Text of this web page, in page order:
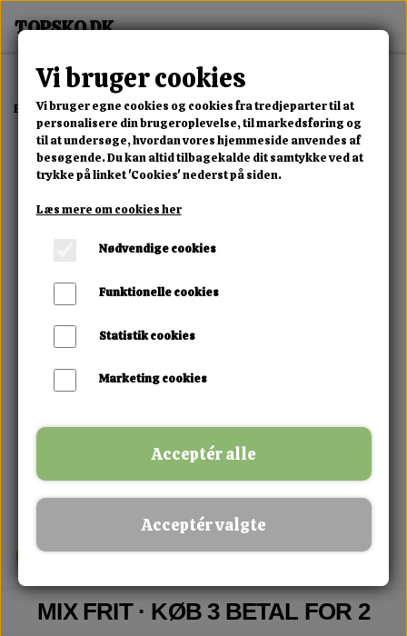
Forside Dame Alle Damesko Sunny Air Sneaker
MIX FRIT · KØB 3 BETAL FOR 2
Vi bruger cookies
Vi bruger egne cookies og cookies fra tredjeparter til at
personalisere din brugeroplevelse, til markedsføring og
til at undersøge, hvordan vores hjemmeside anvendes af
besøgende. Du kan altid tilbagekalde dit samtykke ved at
trykke på linket 'Cookies' nederst på siden.
Læs mere om cookies her
Nødvendige cookies
Funktionelle cookies
Statistik cookies
Marketing cookies
Acceptér alle
Acceptér valgte